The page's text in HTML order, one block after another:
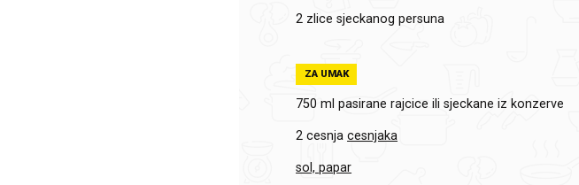
2 zlice sjeckanog persuna
ZA UMAK
750 ml pasirane rajcice ili sjeckane iz konzerve
2 cesnja cesnjaka
sol, papar